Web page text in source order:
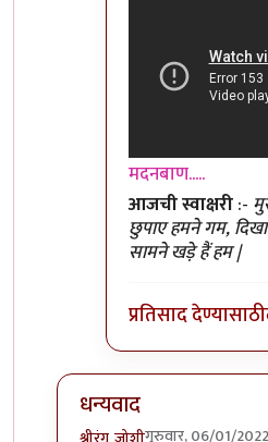
मदनबाण.....
आजची स्वाक्षरी:-
छुपाए हमने गम,
सामने खड़े हैं हम |
प्रतिसाद देण्यासाठी
धन्यवाद
गुरुवार, 06/01/